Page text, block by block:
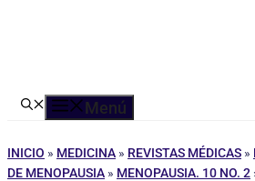
Menú
INICIO » MEDICINA » REVISTAS MÉDICAS »
DE MENOPAUSIA » MENOPAUSIA. 10 NO. 2